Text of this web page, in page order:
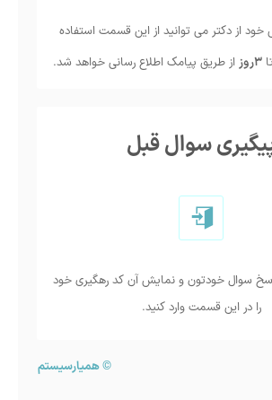
از دکتر می توانید از این قسمت استفاده
3روز از طریق پیامک اطلاع رسانی خواهد شد.
سوال قبل
سوال خودتون و نمایش آن کد رهگیری خود
را در این قسمت وارد کنید.
©همیارسیستم